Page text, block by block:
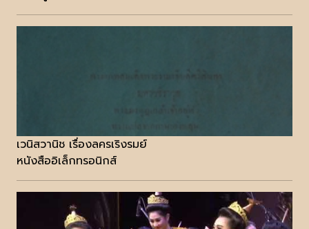
เวนิสวานิช เรื่องลครเริงรมย์
หนังสืออิเล็กทรอนิกส์